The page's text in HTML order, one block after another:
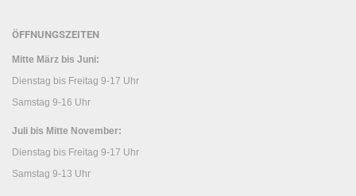
ÖFFNUNGSZEITEN
Mitte März bis Juni:
Dienstag bis Freitag 9-17 Uhr
Samstag 9-16 Uhr
Juli bis Mitte November:
Dienstag bis Freitag 9-17 Uhr
Samstag 9-13 Uhr